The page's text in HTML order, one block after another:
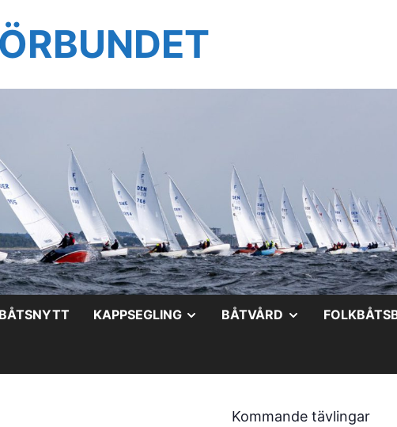
KAPPSEGLING VISABÅTVÅRD VISA
Kommande tävlingar